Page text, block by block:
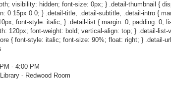
visibility: hidden; font-size: 0px; } .detail-thumbnail {
0 15px 0 0; } .detail-title, .detail-subtitle, .detail-intro {
font-style: italic; } .detail-list { margin: 0; padding: 0;
120px; font-weight: bold; vertical-align: top; } .detail-
{ font-style: italic; font-size: 90%; float: right; } .detail-
- 4:00 PM
- Redwood Room